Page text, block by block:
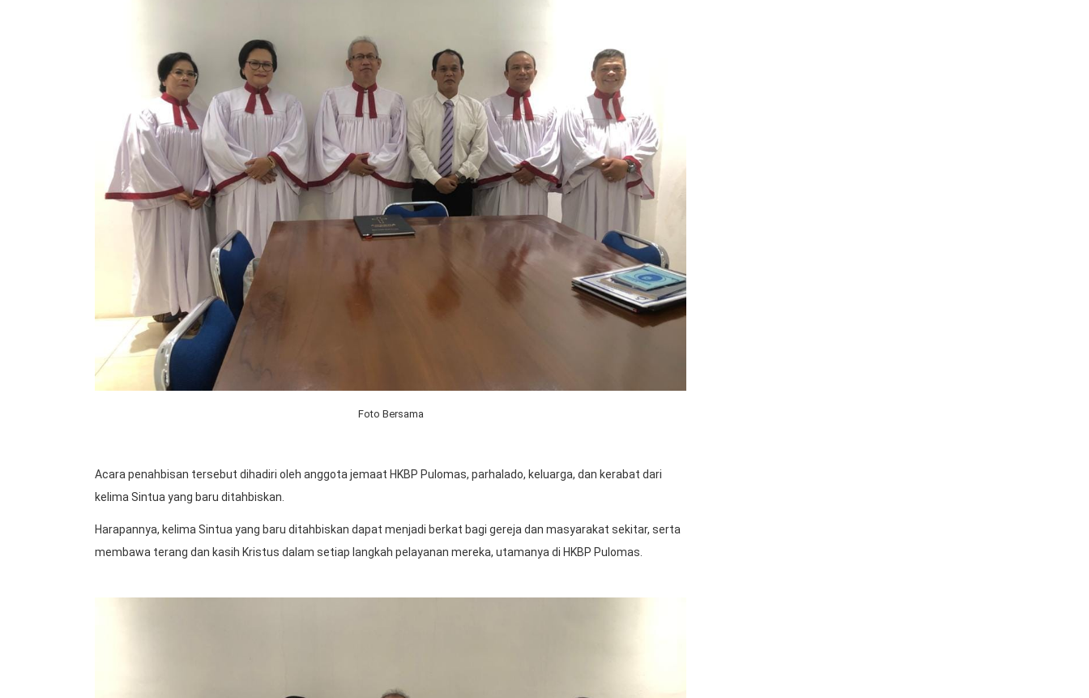
Foto Bersama
Acara penahbisan tersebut dihadiri oleh anggota jemaat HKBP Pulomas, parhalado, keluarga, dan kerabat dari
kelima Sintua yang baru ditahbiskan.
Harapannya, kelima Sintua yang baru ditahbiskan dapat menjadi berkat bagi gereja dan masyarakat sekitar, serta
membawa terang dan kasih Kristus dalam setiap langkah pelayanan mereka, utamanya di HKBP Pulomas.